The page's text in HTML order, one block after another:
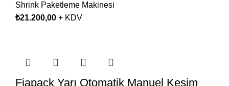
Shrink Paketleme Makinesi
₺21.200,00 + KDV
Fiapack Yarı Otomatik Manuel Kesim